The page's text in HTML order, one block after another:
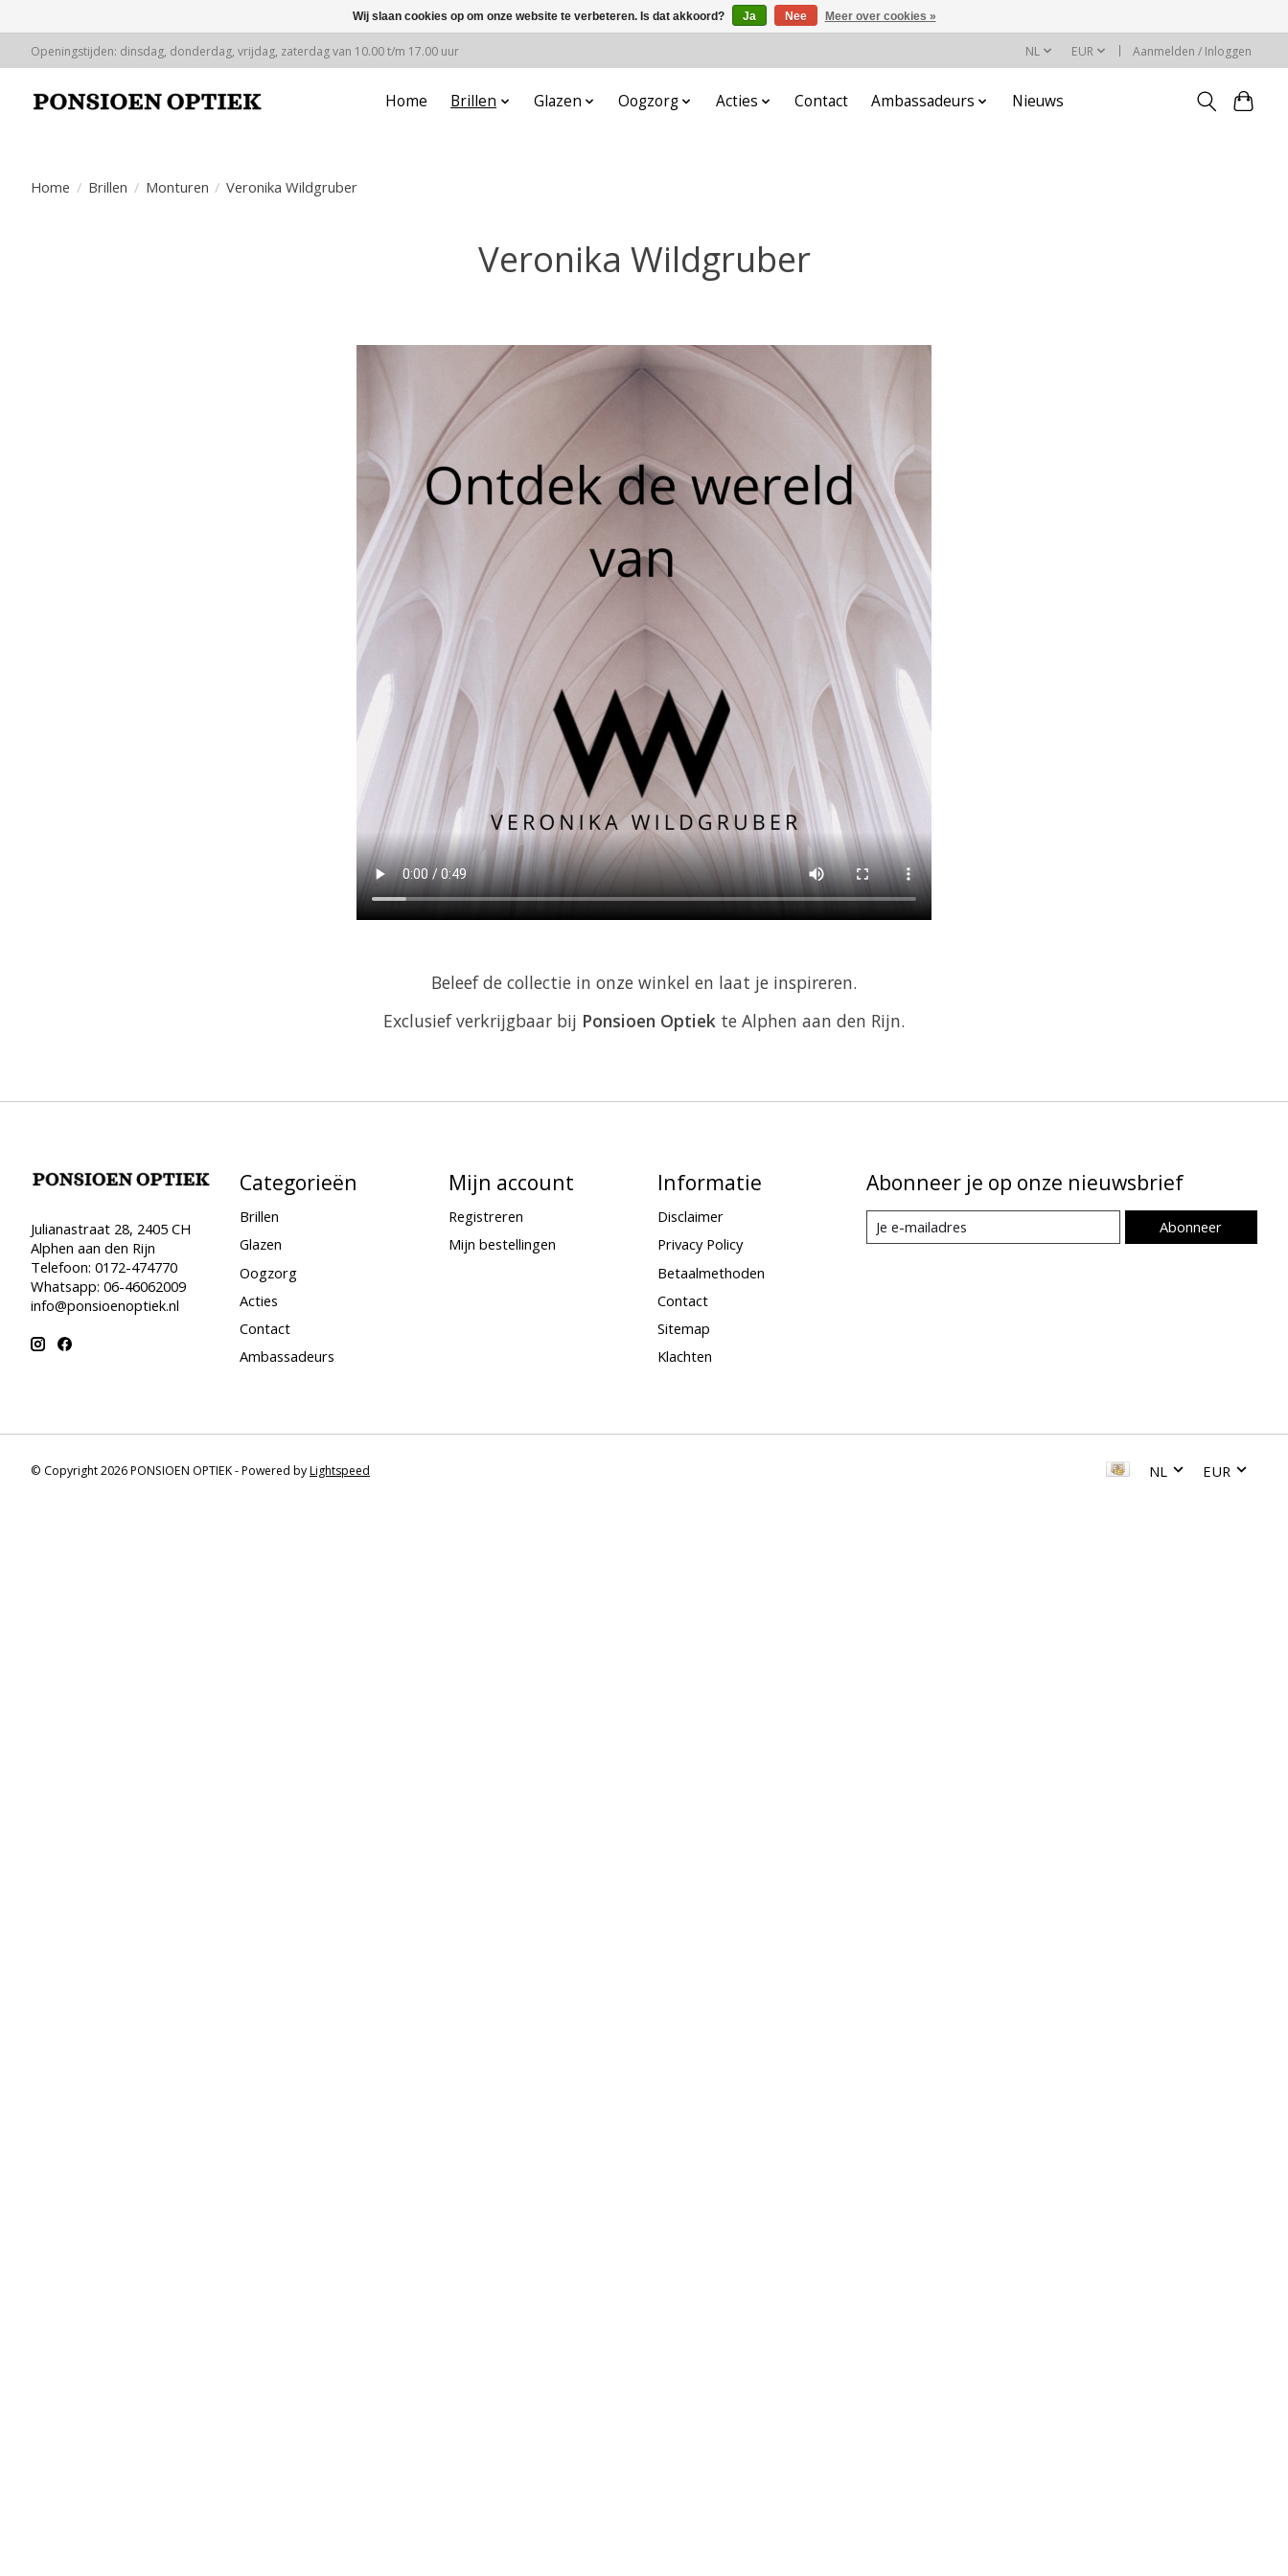
Openingstijden: dinsdag, donderdag, vrijdag, zaterdag van 10.00 t/m 17.00 uur NL EUR Aanmelden / Inloggen
Home Brillen Glazen Oogzorg Acties Contact Ambassadeurs Nieuws
Home / Brillen / Monturen / Veronika Wildgruber
Veronika Wildgruber
Beleef de collectie in onze winkel en laat je inspireren.
Exclusief verkrijgbaar bij Ponsioen Optiek te Alphen aan den Rijn.
Julianastraat 28, 2405 CH
Alphen aan den Rijn
Telefoon: 0172-474770
Whatsapp: 06-46062009
info@ponsioenoptiek.nl
Categorieën
Brillen
Glazen
Oogzorg
Acties
Contact
Ambassadeurs
Mijn account
Registreren
Mijn bestellingen
Informatie
Disclaimer
Privacy Policy
Betaalmethoden
Contact
Sitemap
Klachten
Abonneer je op onze nieuwsbrief
Abonneer
© Copyright 2026 PONSIOEN OPTIEK - Powered byLightspeed NL EUR
Wij slaan cookies op om onze website te verbeteren. Is dat akkoord? Ja Nee Meer over cookies »